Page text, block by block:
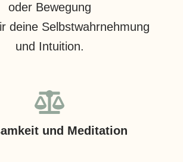
oder Bewegung
deine Selbstwahrnehmung
und Intuition.
und Meditation